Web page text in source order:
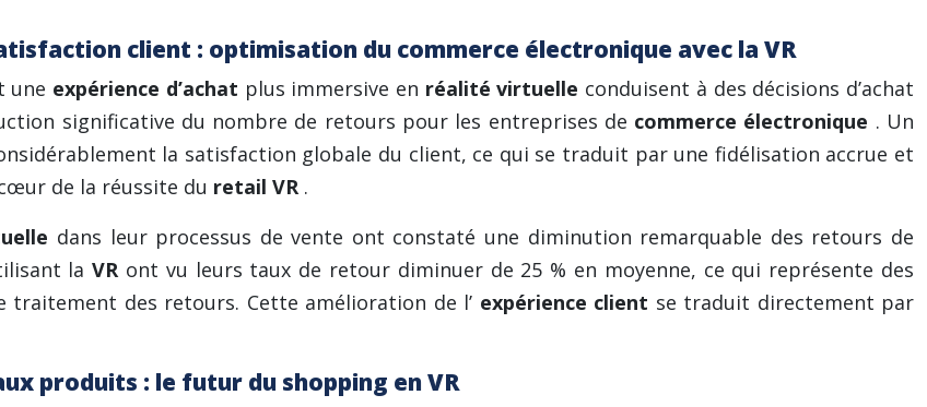
client : optimisation du commerce électronique avec la VR
une expérience d’achat plus immersive en réalité virtuelle conduisent à des décisions d’achat
significative du nombre de retours pour les entreprises de commerce électronique . Un
la satisfaction globale du client, ce qui se traduit par une fidélisation accrue et
de la réussite du retail VR .
dans leur processus de vente ont constaté une diminution remarquable des retours de
laVR ont vu leurs taux de retour diminuer de 25 % en moyenne, ce qui représente des
des retours. Cette amélioration de l’ expérience client se traduit directement par
produits : le futur du shopping en VR